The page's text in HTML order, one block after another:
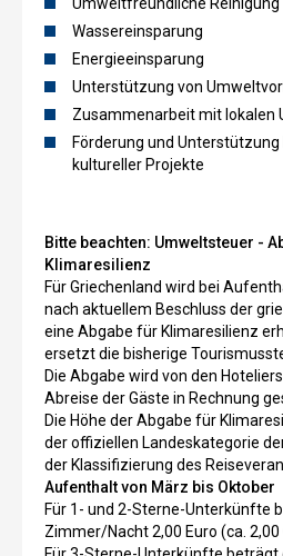
Umweltfreundliche Reinigung
Wassereinsparung
Energieeinsparung
Unterstützung von
Zusammenarbeit mit lokalen
Förderung und Unterstützung
kultureller Projekte
Bitte beachten: Umweltsteuer -
Klimaresilienz
Für Griechenland wird bei
nach aktuellem Beschluss der
eine Abgabe für Klimaresilienz
ersetzt die bisherige
Die Abgabe wird von den
Abreise der Gäste in Rechnung
Die Höhe der Abgabe für
der offiziellen Landeskategorie
der Klassifizierung des
Aufenthalt von März bis Oktober
Für 1- und 2-Sterne-Unterkünfte
Zimmer/Nacht 2,00 Euro (ca. 2,00